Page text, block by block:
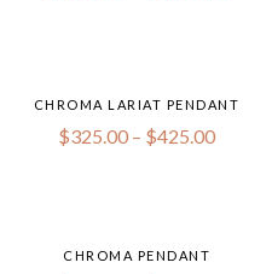
CHROMA LARIAT PENDANT
$325.00 – $425.00
CHROMA PENDANT